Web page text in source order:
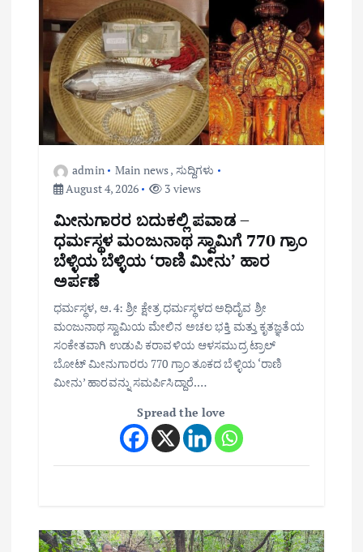
o
n
admin Main news, ಸುದ್ದಿಗಳು
August 4, 2026
3 views
ಮೀನುಗಾರರ ಬದುಕಲ್ಲಿ ಪವಾಡ –
ಧರ್ಮಸ್ಥಳ ಮಂಜುನಾಥ ಸ್ವಾಮಿಗೆ 770 ಗ್ರಾಂ
ಬೆಳ್ಳಿಯ ಬೆಳ್ಳಿಯ ‘ರಾಣಿ ಮೀನು’ ಹಾರ
ಅರ್ಪಣೆ
ಧರ್ಮಸ್ಥಳ, ಆ. 4: ಶ್ರೀ ಕ್ಷೇತ್ರ ಧರ್ಮಸ್ಥಳದ ಅಧಿದೈವ ಶ್ರೀ
ಮಂಜುನಾಥ ಸ್ವಾಮಿಯ ಮೇಲಿನ ಅಚಲ ಭಕ್ತಿ ಮತ್ತು ಕೃತಜ್ಞತೆಯ
ಸಂಕೇತವಾಗಿ ಉಡುಪಿ ಕರಾವಳಿಯ ಆಳಸಮುದ್ರ ಟ್ರಾಲ್
ಬೋಟ್ ಮೀನುಗಾರರು 770 ಗ್ರಾಂ ತೂಕದ ಬೆಳ್ಳಿಯ ‘ರಾಣಿ
ಮೀನು’ ಹಾರವನ್ನು ಸಮರ್ಪಿಸಿದ್ದಾರೆ.…
Spread the love